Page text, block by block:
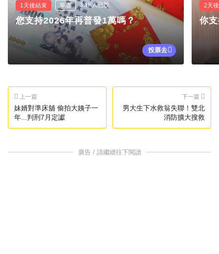
1天後結束 單選 3.1K人已投
您支持2026年再普發1萬嗎？
投票去
2天
你
上一篇
妹婿對準床舖 偷拍大姨子一
年...判刑7月定讞
下一篇
男大生下水救翁失聯！雙北
消防擴大搜救
廣告 / 請繼續往下閱讀